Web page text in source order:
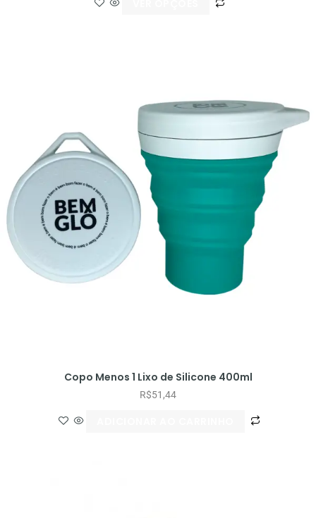
Copo Menos 1 Lixo de Silicone 400ml
R$51,44